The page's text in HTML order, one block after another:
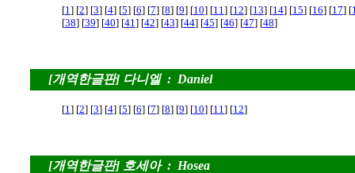
[1] [2] [3] [4] [5] [6] [7] [8] [9] [10] [11] [12] [13] [14] [15] [16] [17] [
[38] [39] [40] [41] [42] [43] [44] [45] [46] [47] [48]
[개역한글판] 다니엘 : Daniel
[1] [2] [3] [4] [5] [6] [7] [8] [9] [10] [11] [12]
[개역한글판] 호세아 : Hosea